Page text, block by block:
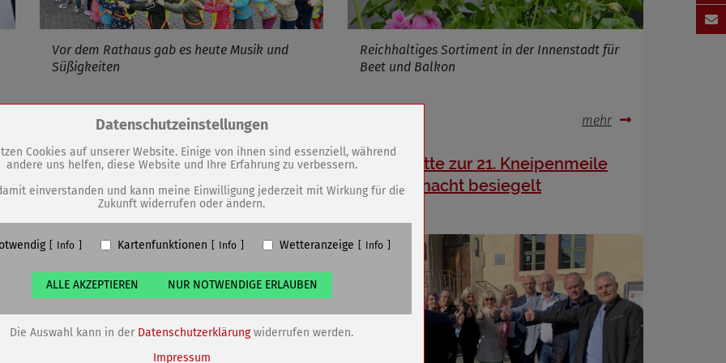
Vor dem Rathaus gab es heute Musik und
Süßigkeiten
17.04.2025
Reichhaltiges Sortiment in der Innenstadt für
Beet und Balkon
mehr
Änderung beim Wochenmarkt
Stadtwette zur 21. Kneipenmeile
& Kulturnacht besiegelt
Zum Betrieb der Seite notwendige Cookies / Drittanbieter:
PHP Session Cookie
Eigentümer dieser Website (Wenko-Wenselaar GmbH & Co. KG)
Absicherung Kontaktformular / SPAM Schutz
PHPSESSID, fe_typo_user
undefined
Cookiespeicherung Entscheidungscookie
Cookies.
Datenschutzeinstellungen
Cookies auf unserer Website. Einige von ihnen sind essenziell, während
andere uns helfen, diese Website und Ihre Erfahrung zu verbessern.
einverstanden und kann meine Einwilligung jederzeit mit Wirkung für die
Zukunft widerrufen oder ändern.
Info Kartenfunktionen Info Wetteranzeige Info
ALLE AKZEPTIEREN NUR NOTWENDIGE ERLAUBEN
Die Auswahl kann in der Datenschutzerklärungwiderrufen werden.
Impressum